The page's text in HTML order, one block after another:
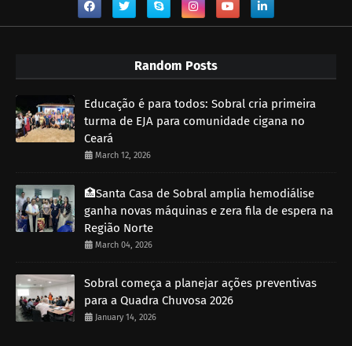
Random Posts
Educação é para todos: Sobral cria primeira
turma de EJA para comunidade cigana no
Ceará
March 12, 2026
🏥Santa Casa de Sobral amplia hemodiálise
ganha novas máquinas e zera fila de espera na
Região Norte
March 04, 2026
Sobral começa a planejar ações preventivas
para a Quadra Chuvosa 2026
January 14, 2026